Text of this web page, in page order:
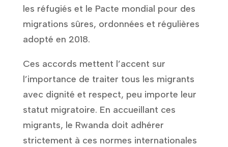
les réfugiés et le Pacte mondial pour des
migrations sûres, ordonnées et régulières
adopté en 2018.
Ces accords mettent l’accent sur
l’importance de traiter tous les migrants
avec dignité et respect, peu importe leur
statut migratoire. En accueillant ces
migrants, le Rwanda doit adhérer
strictement à ces normes internationales